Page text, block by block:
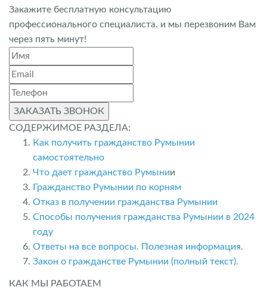
Закажите бесплатную консультацию
профессионального специалиста. и мы перезвоним Вам
через пять минут!
ЗАКАЗАТЬ ЗВОНОК
СОДЕРЖИМОЕ РАЗДЕЛА:
Как получить гражданство Румынии
самостоятельно
Что дает гражданство Румынии
Гражданство Румынии по корням
Отказ в получении гражданства Румынии
Способы получения гражданства Румынии в 2024
году
Ответы на все вопросы. Полезная информация.
Закон о гражданстве Румынии (полный текст).
КАК МЫ РАБОТАЕМ